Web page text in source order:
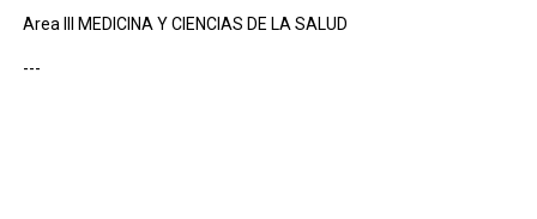
Area III MEDICINA Y CIENCIAS DE LA SALUD
---